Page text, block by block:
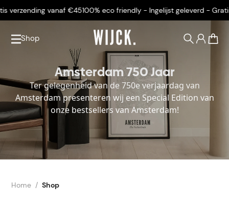
vanaf €45100% eco friendly - Ingelijst geleverd - Gratis
Shop
Amsterdam 750 Jaar
Ter gelegenheid van de 750e verjaardag van
Amsterdam presenteren wij een Special Edition van
onze bestsellers van Amsterdam!
Home Shop